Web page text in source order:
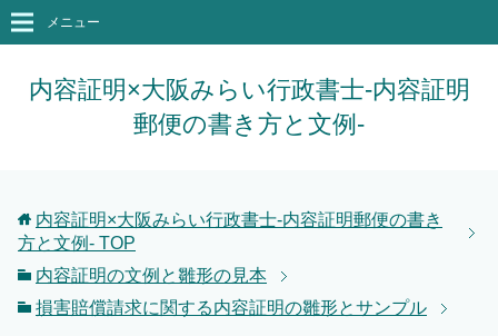
内容証明×大阪みらい行政書士-内容証明
郵便の書き方と文例-
メニュー
内容証明×大阪みらい行政書士-内容証明郵便の書き
方と文例- TOP
内容証明の文例と雛形の見本
損害賠償請求に関する内容証明の雛形とサンプル